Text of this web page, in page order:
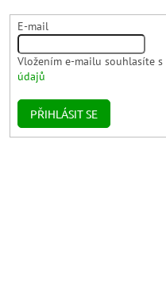
E-mail
Vložením e-mailu souhlasíte s
údajů
PŘIHLÁSIT SE